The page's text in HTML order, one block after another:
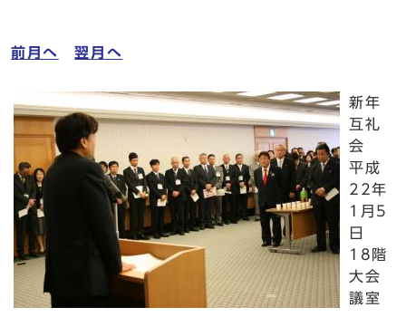
前月へ 翌月へ
新年
互礼
会
平成
22年
1月5
日
18階
大会
議室